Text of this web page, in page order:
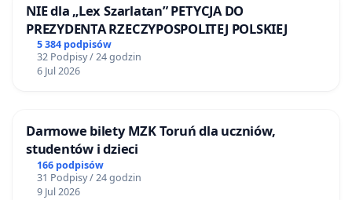
NIE dla „Lex Szarlatan” PETYCJA DO
PREZYDENTA RZECZYPOSPOLITEJ POLSKIEJ
5 384 podpisów
32 Podpisy / 24 godzin
6 Jul 2026
Darmowe bilety MZK Toruń dla uczniów,
studentów i dzieci
166 podpisów
31 Podpisy / 24 godzin
9 Jul 2026